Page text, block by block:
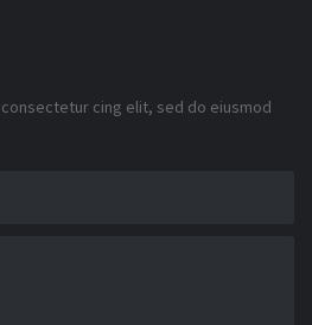
cing elit, sed do eiusmod